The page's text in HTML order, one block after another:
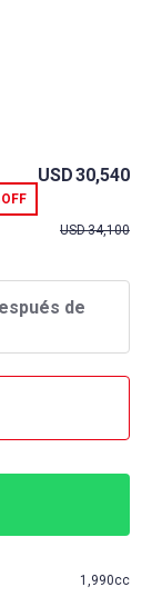
OFF
USD30,540
USD34,100
de
1,990cc